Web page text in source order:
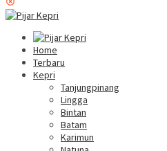
Home
Terbaru
Kepri
Tanjungpinang
Lingga
Bintan
Batam
Karimun